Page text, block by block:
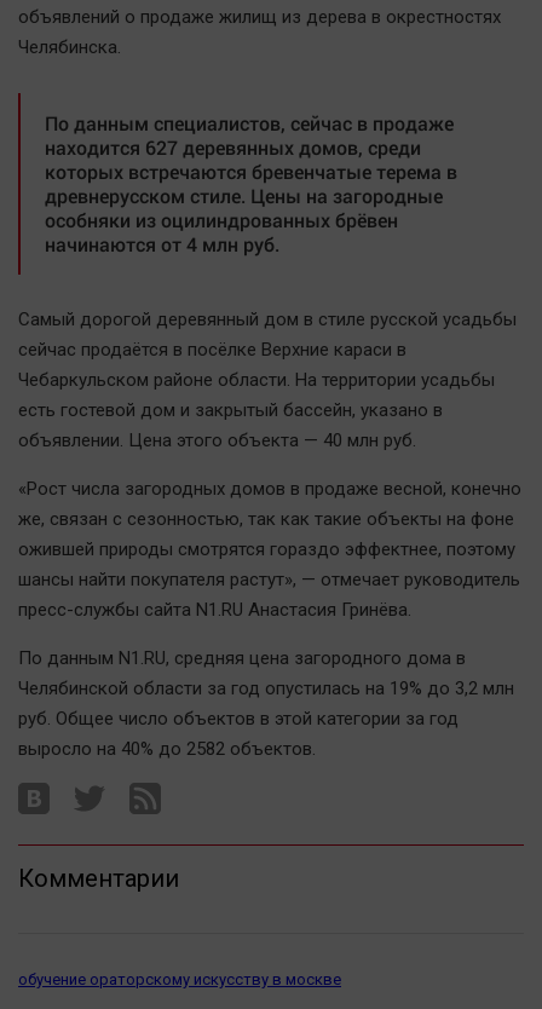
Политика
Экономика
Происшествия
Здоровье
Культура
Курилка
Технологии
Отраслевые темы
Hедвижимость
Образование
Автомобили
XX век: криминальные уроки
Банки
Медиаграмотность
Новости компаний
Прогулки по городу Ч
Статистика
Челябинск космический
Другие рубрики
Online-консультация
объявлений о продаже жилищ из дерева в окрестностях
Челябинска.
По данным специалистов, сейчас в продаже
находится 627 деревянных домов, среди
которых встречаются бревенчатые терема в
древнерусском стиле. Цены на загородные
особняки из оцилиндрованных брёвен
начинаются от 4 млн руб.
Самый дорогой деревянный дом в стиле русской усадьбы
сейчас продаётся в посёлке Верхние караси в
Чебаркульском районе области. На территории усадьбы
есть гостевой дом и закрытый бассейн, указано в
объявлении. Цена этого объекта — 40 млн руб.
«Рост числа загородных домов в продаже весной, конечно
же, связан с сезонностью, так как такие объекты на фоне
ожившей природы смотрятся гораздо эффектнее, поэтому
шансы найти покупателя растут», — отмечает руководитель
пресс-службы сайта N1.RU Анастасия Гринёва.
По данным N1.RU, средняя цена загородного дома в
Челябинской области за год опустилась на 19% до 3,2 млн
руб. Общее число объектов в этой категории за год
выросло на 40% до 2582 объектов.
Комментарии
обучение ораторскому искусству в москве